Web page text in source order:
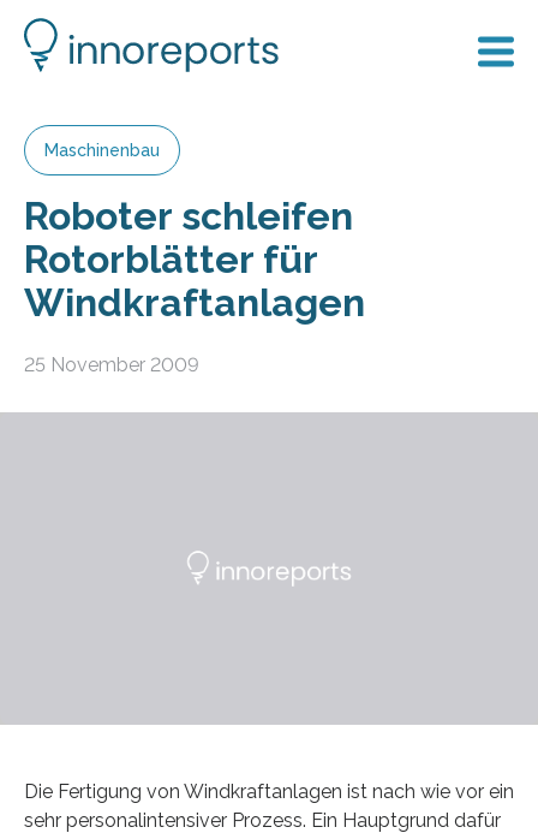
Maschinenbau
Roboter schleifen
Rotorblätter für
Windkraftanlagen
25 November 2009
Die Fertigung von Windkraftanlagen ist nach wie vor ein
sehr personalintensiver Prozess. Ein Hauptgrund dafür